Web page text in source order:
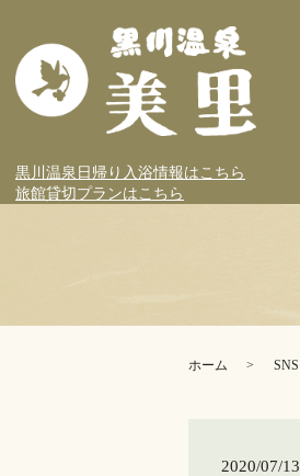
黒川温泉日帰り入浴情報はこちら
旅館貸切プランはこちら
ホーム SNS
2020/07/13